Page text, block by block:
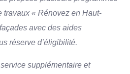
travaux « Rénovez en Haut-
avec des aides
réserve d’éligibilité.
supplémentaire et